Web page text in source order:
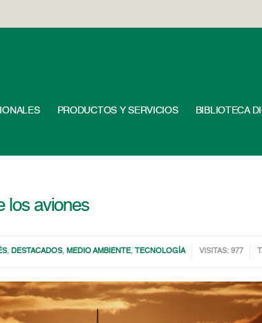
PRODUCTOS Y SERVICIOS BIBLIOTECA
los aviones
, DESTACADOS, MEDIO AMBIENTE, TECNOLOGÍA VISITAS: 977